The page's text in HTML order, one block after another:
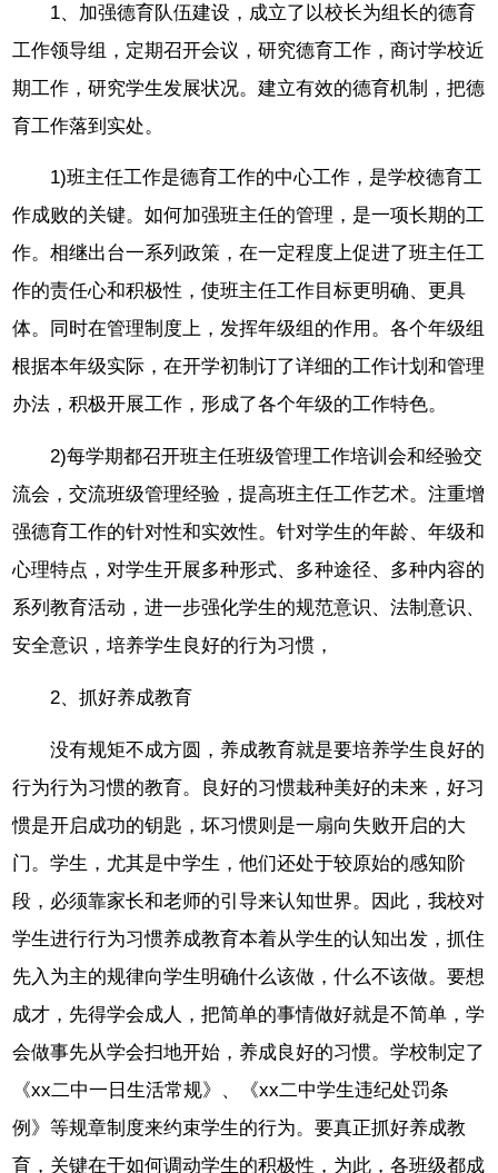
1、加强德育队伍建设，成立了以校长为组长的德育
工作领导组，定期召开会议，研究德育工作，商讨学校近
期工作，研究学生发展状况。建立有效的德育机制，把德
育工作落到实处。
1)班主任工作是德育工作的中心工作，是学校德育工
作成败的关键。如何加强班主任的管理，是一项长期的工
作。相继出台一系列政策，在一定程度上促进了班主任工
作的责任心和积极性，使班主任工作目标更明确、更具
体。同时在管理制度上，发挥年级组的作用。各个年级组
根据本年级实际，在开学初制订了详细的工作计划和管理
办法，积极开展工作，形成了各个年级的工作特色。
2)每学期都召开班主任班级管理工作培训会和经验交
流会，交流班级管理经验，提高班主任工作艺术。注重增
强德育工作的针对性和实效性。针对学生的年龄、年级和
心理特点，对学生开展多种形式、多种途径、多种内容的
系列教育活动，进一步强化学生的规范意识、法制意识、
安全意识，培养学生良好的行为习惯，
2、抓好养成教育
没有规矩不成方圆，养成教育就是要培养学生良好的
行为行为习惯的教育。良好的习惯栽种美好的未来，好习
惯是开启成功的钥匙，坏习惯则是一扇向失败开启的大
门。学生，尤其是中学生，他们还处于较原始的感知阶
段，必须靠家长和老师的引导来认知世界。因此，我校对
学生进行行为习惯养成教育本着从学生的认知出发，抓住
先入为主的规律向学生明确什么该做，什么不该做。要想
成才，先得学会成人，把简单的事情做好就是不简单，学
会做事先从学会扫地开始，养成良好的习惯。学校制定了
《xx二中一日生活常规》、《xx二中学生违纪处罚条
例》等规章制度来约束学生的行为。要真正抓好养成教
育，关键在于如何调动学生的积极性，为此，各班级都成